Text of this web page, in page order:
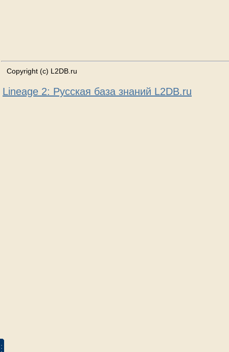
Copyright (c) L2DB.ru
Lineage 2: Русская база знаний L2DB.ru